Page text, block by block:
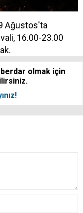
Ağustos'ta
16.00-23.00
olmak için